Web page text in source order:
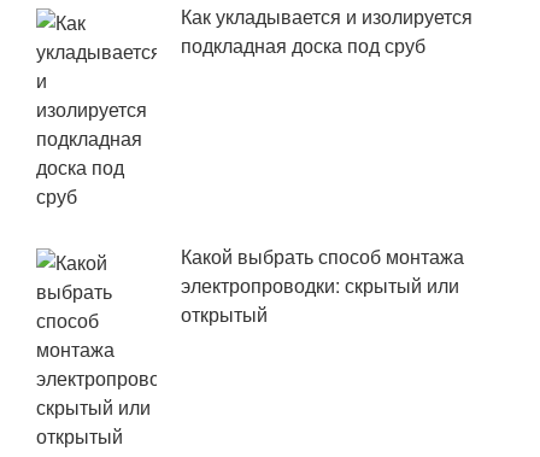
Как укладывается и изолируется
подкладная доска под сруб
Какой выбрать способ монтажа
электропроводки: скрытый или
открытый